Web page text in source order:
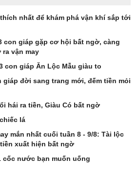
nhất để khám phá vận khí sắp tới
con giáp gặp cơ hội bất ngờ, càng
vận may
con giáp Ăn Lộc Mẫu giàu to
giáp đời sang trang mới, đếm tiền mỏi
hái ra tiền, Giàu Có bất ngờ
lá
mắn nhất cuối tuần 8 - 9/8: Tài lộc
xuất hiện bất ngờ
cốc nước bạn muốn uống